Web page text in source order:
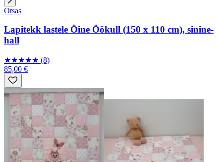
Otsas
Lapitekk lastele Öine Öökull (150 x 110 cm), sinine-
hall
★★★★★ (8)
85,00 €